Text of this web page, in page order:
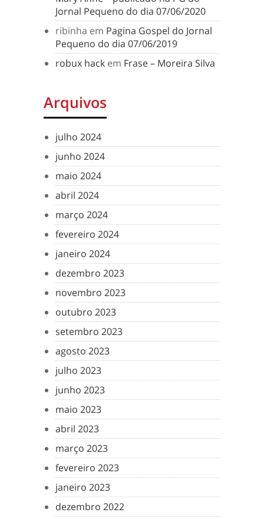
Jornal Pequeno do dia 07/06/2020
ribinha em Pagina Gospel do Jornal
Pequeno do dia 07/06/2019
robux hack em Frase – Moreira Silva
Arquivos
julho 2024
junho 2024
maio 2024
abril 2024
março 2024
fevereiro 2024
janeiro 2024
dezembro 2023
novembro 2023
outubro 2023
setembro 2023
agosto 2023
julho 2023
junho 2023
maio 2023
abril 2023
março 2023
fevereiro 2023
janeiro 2023
dezembro 2022